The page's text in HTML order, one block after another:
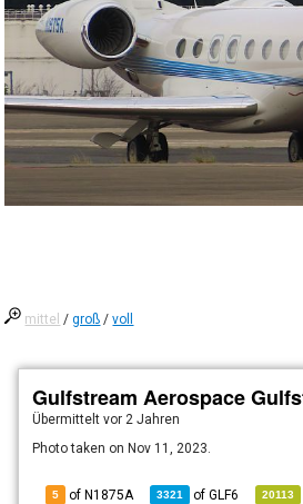
mittel /groß /voll
Gulfstream Aerospace
Übermitteltvor 2 Jahren
Photo taken on Nov 11, 2023.
5 of N1875A 3321 ofGLF6 20113